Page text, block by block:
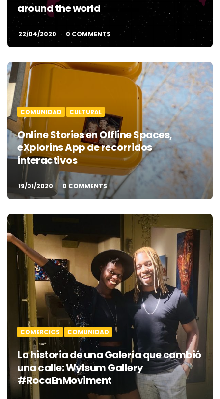
around the world
22/04/2020 0 COMMENTS
COMUNIDAD CULTURAL
Online Stories en Offline Spaces,
eXplorins App de recorridos
interactivos
19/01/2020 0 COMMENTS
COMERCIOS COMUNIDAD
La historia de una Galería que cambió
una calle: Wylsum Gallery
#RocaEnMoviment